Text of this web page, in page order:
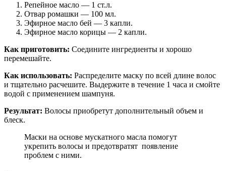
Репейное масло — 1 ст.л.
Отвар ромашки — 100 мл.
Эфирное масло бей — 3 капли.
Эфирное масло корицы — 2 капли.
Как приготовить: Соедините ингредиенты и хорошо
перемешайте.
Как использовать: Распределите маску по всей длине волос
и тщательно расчешите. Выдержите в течение 1 часа и смойте
водой с применением шампуня.
Результат: Волосы приобретут дополнительный объем и
блеск.
Маски на основе мускатного масла помогут
укрепить волосы и предотвратят появление
проблем с ними.